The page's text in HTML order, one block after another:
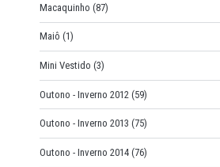
Macaquinho (87)
Maiô (1)
Mini Vestido (3)
Outono - Inverno 2012 (59)
Outono - Inverno 2013 (75)
Outono - Inverno 2014 (76)